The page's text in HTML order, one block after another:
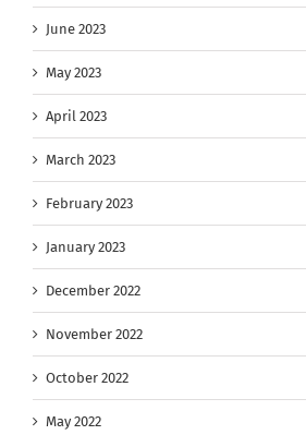
June 2023
May 2023
April 2023
March 2023
February 2023
January 2023
December 2022
November 2022
October 2022
May 2022